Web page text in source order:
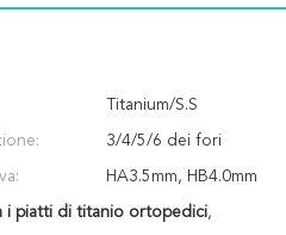
Titanium/S.S
3/4/5/6 dei fori
HA3.5mm, HB4.0mm
i piatti di titanio ortopedici,